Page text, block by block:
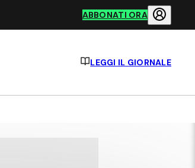
ABBONATI ORA
LEGGI IL GIORNALE